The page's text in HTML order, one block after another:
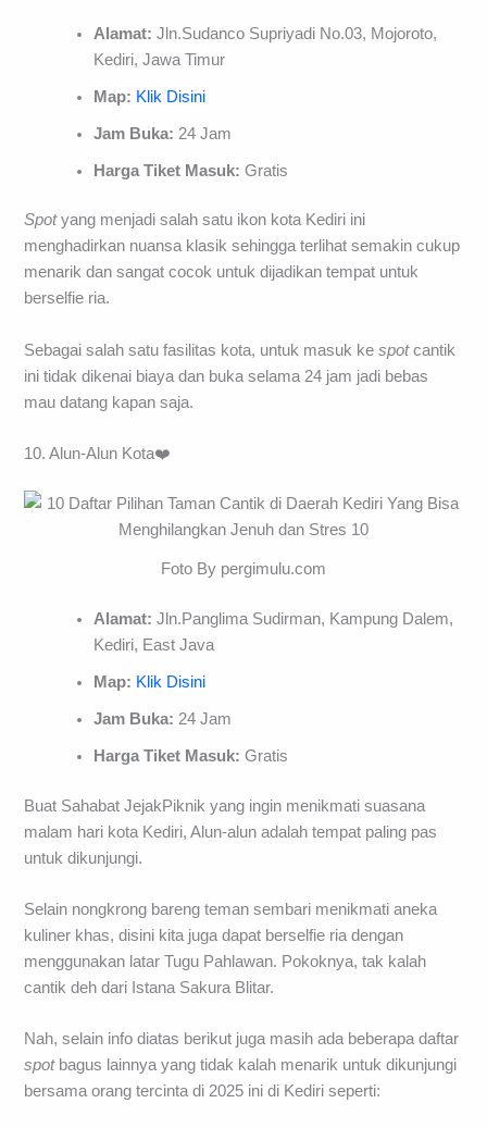
Alamat: Jln.Sudanco Supriyadi No.03, Mojoroto,
Kediri, Jawa Timur
Map: Klik Disini
Jam Buka: 24 Jam
Harga Tiket Masuk: Gratis
Spotyang menjadi salah satu ikon kota Kediri ini
menghadirkan nuansa klasik sehingga terlihat semakin cukup
menarik dan sangat cocok untuk dijadikan tempat untuk
berselfie ria.
Sebagai salah satu fasilitas kota, untuk masuk kespotcantik
ini tidak dikenai biaya dan buka selama 24 jam jadi bebas
mau datang kapan saja.
10. Alun-Alun Kota❤️
Foto By pergimulu.com
Alamat: Jln.Panglima Sudirman, Kampung Dalem,
Kediri, East Java
Map: Klik Disini
Jam Buka: 24 Jam
Harga Tiket Masuk: Gratis
Buat Sahabat JejakPiknik yang ingin menikmati suasana
malam hari kota Kediri, Alun-alun adalah tempat paling pas
untuk dikunjungi.
Selain nongkrong bareng teman sembari menikmati aneka
kuliner khas, disini kita juga dapat berselfie ria dengan
menggunakan latar Tugu Pahlawan. Pokoknya, tak kalah
cantik deh dari Istana Sakura Blitar.
Nah, selain info diatas berikut juga masih ada beberapa daftar
spotbagus lainnya yang tidak kalah menarik untuk dikunjungi
bersama orang tercinta di 2025 ini di Kediri seperti: